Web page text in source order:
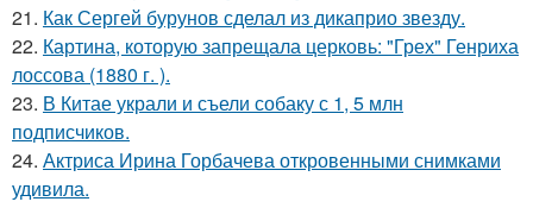
21. Как Сергей бурунов сделал из дикаприо звезду.
22. Картина, которую запрещала церковь: "Грех" Генриха
лоссова (1880 г. ).
23. В Китае украли и съели собаку с 1, 5 млн
подписчиков.
24. Актриса Ирина Горбачева откровенными снимками
удивила.